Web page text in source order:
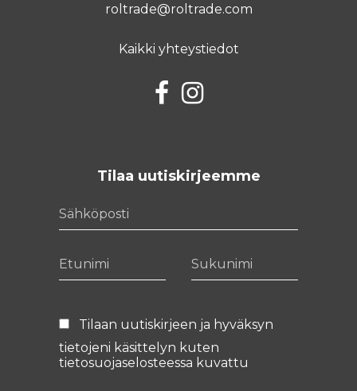
roltrade@roltrade.com
Kaikki yhteystiedot
FacebookInstagram
Tilaa uutiskirjeemme
Tilaan uutiskirjeen ja hyväksyn
tietojeni käsittelyn kuten
tietosuojaselosteessa kuvattu